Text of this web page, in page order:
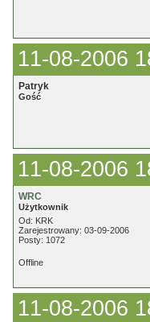
11-08-2006
Patryk
Gość
11-08-2006
WRC
Użytkownik
Od: KRK
Zarejestrowany: 03-09-2006
Posty: 1072
Offline
11-08-2006